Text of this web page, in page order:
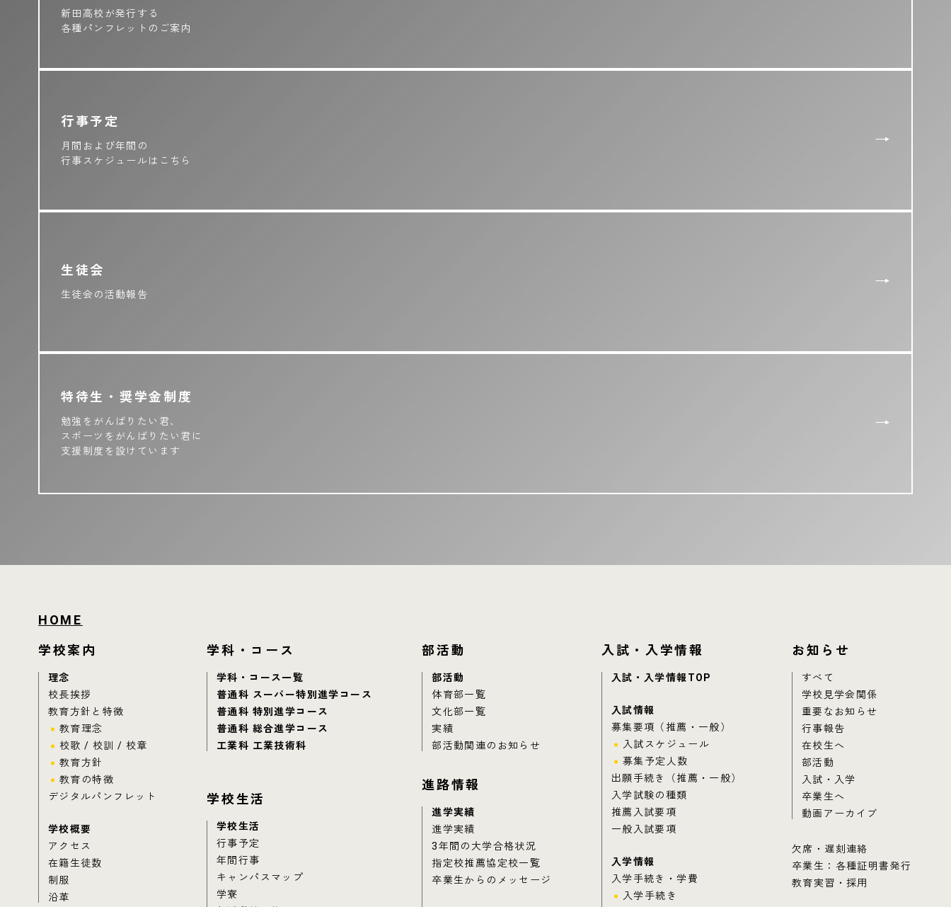
新田高校が発行する
各種パンフレットのご案内
行事予定
月間および年間の
行事スケジュールはこちら
生徒会
生徒会の活動報告
特待生・奨学金制度
勉強をがんばりたい君、
スポーツをがんばりたい君に
支援制度を設けています
HOME
学校案内
理念
校長挨拶
教育方針と特徴
教育理念
校歌 / 校訓 / 校章
教育方針
教育の特徴
デジタルパンフレット
学校概要
アクセス
在籍生徒数
制服
沿革
学科・コース
学科・コース一覧
普通科 スーパー特別進学コース
普通科 特別進学コース
普通科 総合進学コース
工業科 工業技術科
学校生活
学校生活
行事予定
年間行事
キャンパスマップ
学寮
部活動
部活動
体育部一覧
文化部一覧
実績
部活動関連のお知らせ
進路情報
進学実績
進学実績
3年間の大学合格状況
指定校推薦協定校一覧
卒業生からのメッセージ
入試・入学情報
入試・入学情報TOP
入試情報
募集要項（推薦・一般）
入試スケジュール
募集予定人数
出願手続き（推薦・一般）
入学試験の種類
推薦入試要項
一般入試要項
入学情報
入学手続き・学費
入学手続き
お知らせ
すべて
学校見学会関係
重要なお知らせ
行事報告
在校生へ
部活動
入試・入学
卒業生へ
動画アーカイブ
欠席・遅刻連絡
卒業生：各種証明書発行
教育実習・採用